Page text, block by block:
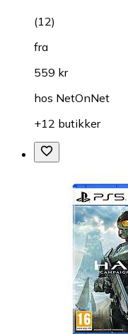
(12)
fra
559 kr
hos NetOnNet
+12 butikker